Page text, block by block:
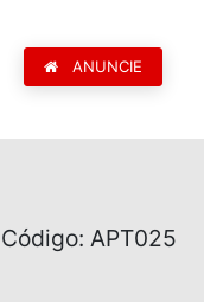
ANUNCIE
Código: APT025